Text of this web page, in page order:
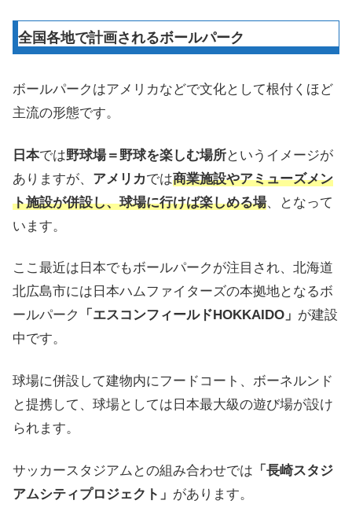
全国各地で計画されるボールパーク
ボールパークはアメリカなどで文化として根付くほど
主流の形態です。
日本では野球場＝野球を楽しむ場所というイメージが
ありますが、 アメリカでは商業施設やアミューズメン
ト施設が併設し、球場に行けば楽しめる場、となって
います。
ここ最近は日本でもボールパークが注目され、北海道
北広島市には日本ハムファイターズの本拠地となるボ
ールパーク
「エスコンフィールドHOKKAIDO」 が建設
中です。
球場に併設して建物内にフードコート、ボーネルンド
と提携して、球場としては日本最大級の遊び場が設け
られます。
サッカースタジアムとの組み合わせでは 「長崎スタジ
アムシティプロジェクト」 があります。